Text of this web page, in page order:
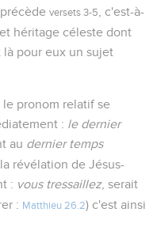
versets 3-5
, c'est-à-
héritage céleste dont
là pour eux un sujet
pronom relatif se
: le dernier
au dernier temps
révélation de Jésus-
: vous tressaillez, serait
: Matthieu 26.2) c'est ainsi